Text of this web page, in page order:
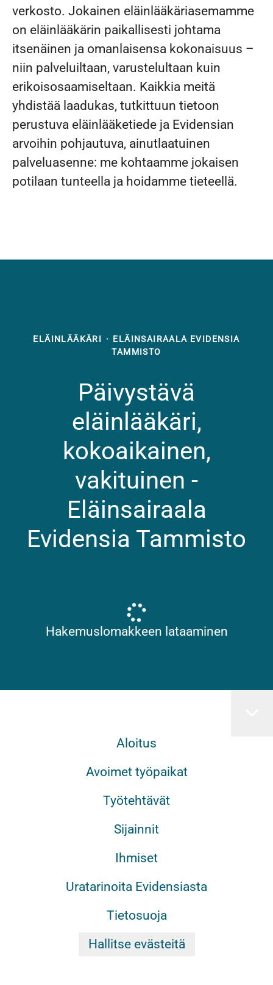
verkosto. Jokainen eläinlääkäriasemamme
on eläinlääkärin paikallisesti johtama
itsenäinen ja omanlaisensa kokonaisuus –
niin palveluiltaan, varustelultaan kuin
erikoisosaamiseltaan. Kaikkia meitä
yhdistää laadukas, tutkittuun tietoon
perustuva eläinlääketiede ja Evidensian
arvoihin pohjautuva, ainutlaatuinen
palveluasenne: me kohtaamme jokaisen
potilaan tunteella ja hoidamme tieteellä.
ELÄINLÄÄKÄRI · ELÄINSAIRAALA EVIDENSIA
TAMMISTO
Päivystävä
eläinlääkäri,
kokoaikainen,
vakituinen -
Eläinsairaala
Evidensia Tammisto
Hakemuslomakkeen lataaminen
Aloitus
Avoimet työpaikat
Työtehtävät
Sijainnit
Ihmiset
Uratarinoita Evidensiasta
Tietosuoja
Hallitse evästeitä